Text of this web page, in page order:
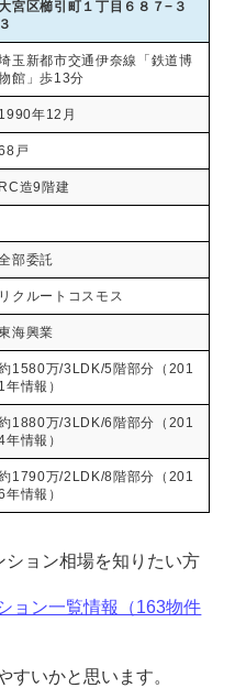
宮区櫛引町１丁目６８７−３
３
玉新都市交通伊奈線「鉄道博
館」歩13分
1990年12月
戸
RC造9階建
部委託
リクルートコスモス
海興業
1580万/3LDK/5階部分（201
1年情報）
1880万/3LDK/6階部分（201
年情報）
1790万/2LDK/8階部分（201
年情報）
ョン相場を知りたい方
ョン一覧情報（163物件
すいかと思います。